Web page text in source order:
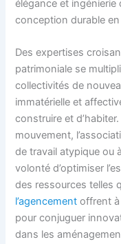
élégance et ingénierie
conception durable en
Des expertises
patrimoniale se
collectivités de
immatérielle et
construire et
mouvement,
de travail atypique ou
volonté d’optimiser
des ressources telles
l’agencement offrent
pour conjuguer
dans les